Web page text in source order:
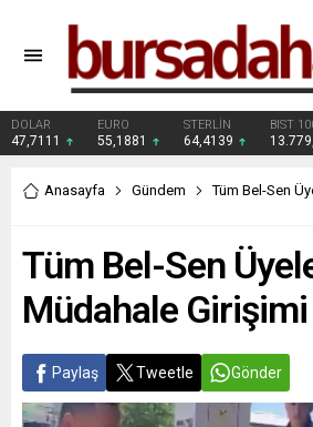
DOLAR
47,7111
EURO
55,1881
STERLİN
64,4139
BIST
Anasayfa Gündem Tüm Bel-Sen
Tüm Bel-Sen
Müdahale Girişimi
Paylaş Tweetle Gönder